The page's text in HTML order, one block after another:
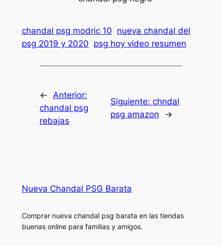
chandal psg modric 10 nueva chandal del
psg 2019 y 2020 psg hoy video resumen
←
Anterior:
chandal psg
rebajas
Siguiente: chndal
psg amazon
→
Nueva Chandal PSG Barata
Comprar nueva chandal psg barata en las tiendas
buenas online para familias y amigos.